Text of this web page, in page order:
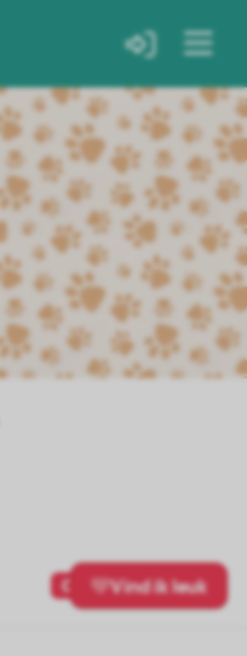
0 Vind ik leuk